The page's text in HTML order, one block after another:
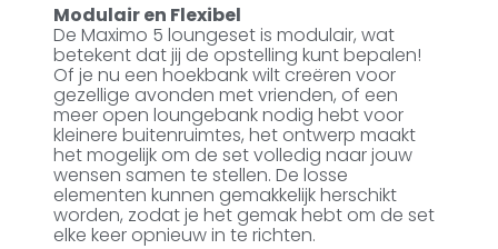
Modulair en Flexibel
De Maximo 5 loungeset is modulair, wat
betekent dat jij de opstelling kunt bepalen!
Of je nu een hoekbank wilt creëren voor
gezellige avonden met vrienden, of een
meer open loungebank nodig hebt voor
kleinere buitenruimtes, het ontwerp maakt
het mogelijk om de set volledig naar jouw
wensen samen te stellen. De losse
elementen kunnen gemakkelijk herschikt
worden, zodat je het gemak hebt om de set
elke keer opnieuw in te richten.